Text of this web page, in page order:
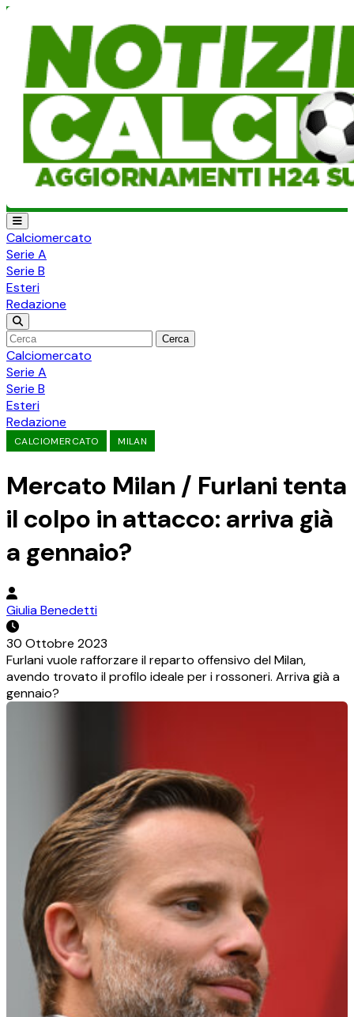
Calciomercato
Serie A
Serie B
Esteri
Redazione
Cerca
Calciomercato
Serie A
Serie B
Esteri
Redazione
CALCIOMERCATO MILAN
Mercato Milan / Furlani tenta
il colpo in attacco: arriva già
a gennaio?
Giulia Benedetti
30 Ottobre 2023
Furlani vuole rafforzare il reparto offensivo del Milan,
avendo trovato il profilo ideale per i rossoneri. Arriva già a
gennaio?